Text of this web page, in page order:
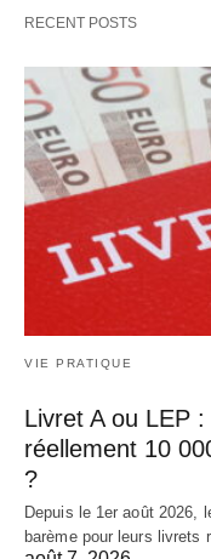
RECENT POSTS
VIE PRATIQUE
Livret A ou LEP
réellement 10
?
Depuis le 1er août 2026,
barème pour leurs livrets